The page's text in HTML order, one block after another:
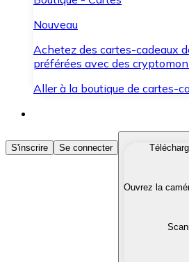
Nouveau
Achetez des cartes-cadeaux
préférées avec des
Aller à la boutique de cartes-
Acheter des Cryptomonnaies
Achetez les cryptomonnaies
Convertissez vos
S'inscrire Se connecter
Ouvrez la